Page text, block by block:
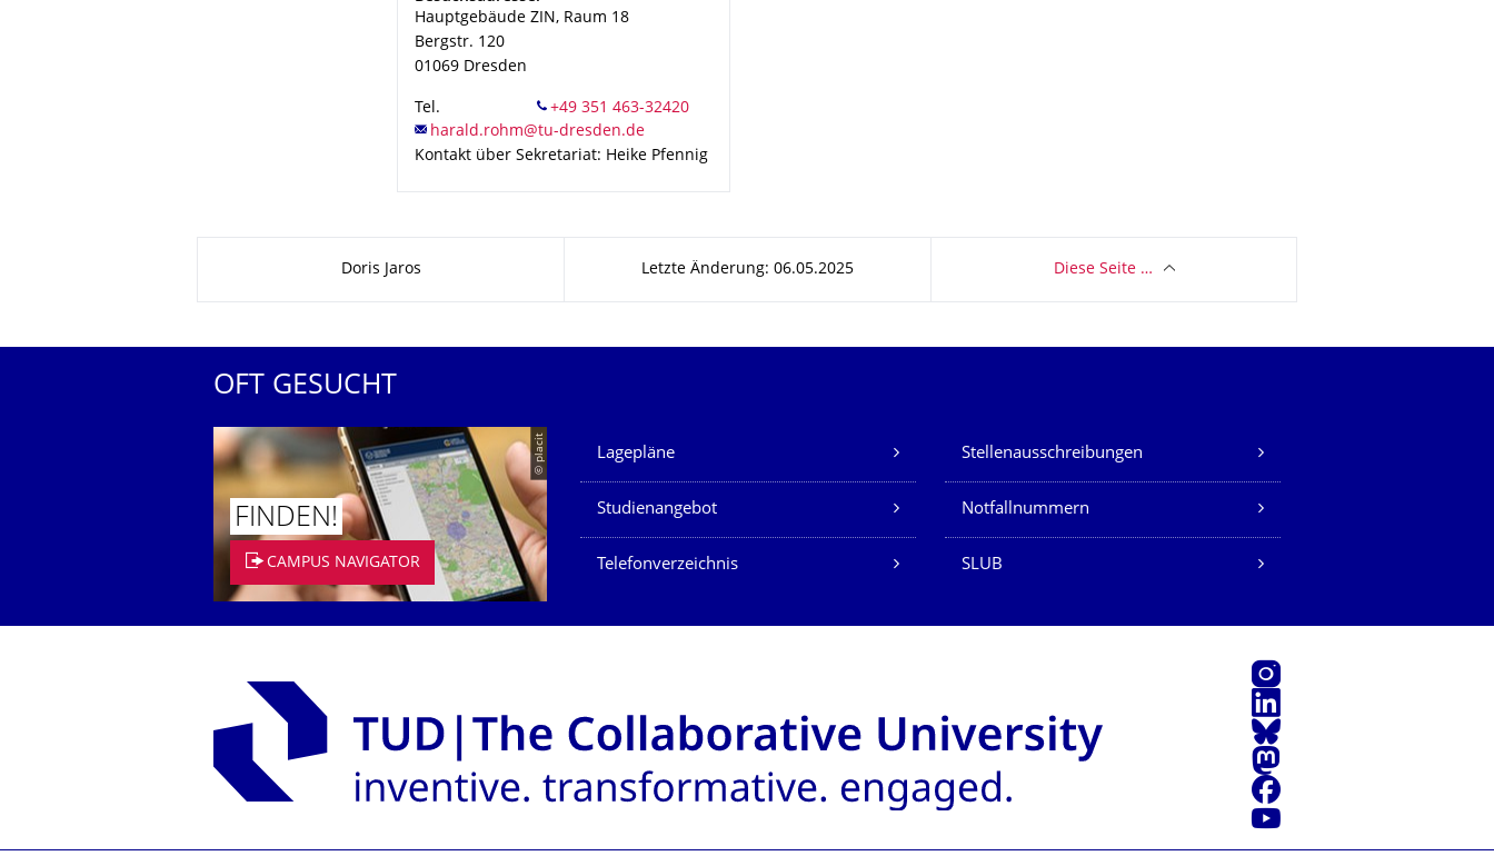
Hauptgebäude ZIN, Raum 18
Bergstr. 120
01069 Dresden
Tel.
Kontakt über Sekretariat: Heike Pfennig
Doris Jaros Letzte Änderung: 06.05.2025 Diese Seite …
OFT GESUCHT
© placit
FINDEN!
CAMPUS NAVIGATOR
Unsere Dienste
Lagepläne Stellenausschreibungen
Studienangebot Notfallnummern
Telefonverzeichnis SLUB
Instagram
LinkedIn
Bluesky
Mastodon
Facebook
Youtube